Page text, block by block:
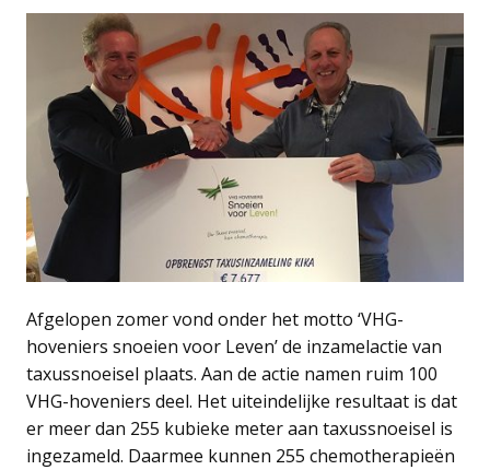
Afgelopen zomer vond onder het motto ‘VHG-
hoveniers snoeien voor Leven’ de inzamelactie van
taxussnoeisel plaats. Aan de actie namen ruim 100
VHG-hoveniers deel. Het uiteindelijke resultaat is dat
er meer dan 255 kubieke meter aan taxussnoeisel is
ingezameld. Daarmee kunnen 255 chemotherapieën